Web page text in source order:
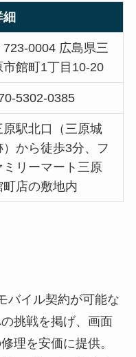
細
723-0004 広島県三
市館町1丁目10-20
5302-0385
原駅北口（三原城
）から徒歩3分、フ
ミリーマート三原
町店の敷地内
バイル契約が可能な
挑戦を掲げ、画面
理を安価に提供。